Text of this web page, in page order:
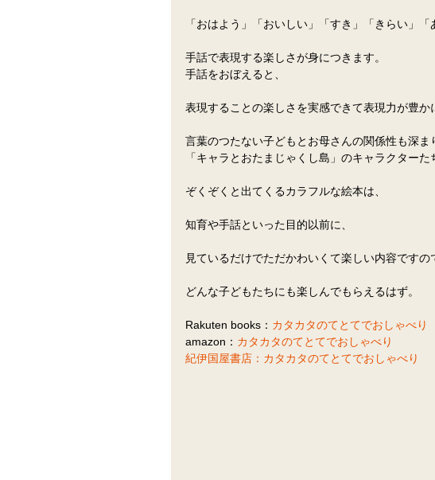
「おはよう」「おいしい」「すき」「きらい」「
手話で表現する楽しさが身につきます。
手話をおぼえると、
表現することの楽しさを実感できて表現力が豊か
言葉のつたない子どもとお母さんの関係性も深ま
「キャラとおたまじゃくし島」のキャラクターた
ぞくぞくと出てくるカラフルな絵本は、
知育や手話といった目的以前に、
見ているだけでただかわいくて楽しい内容ですの
どんな子どもたちにも楽しんでもらえるはず。
Rakuten books： カタカタのてとてでおしゃべり
amazon： カタカタのてとてでおしゃべり
紀伊国屋書店： カタカタのてとてでおしゃべり